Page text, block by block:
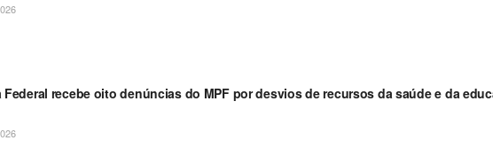
recebe oito denúncias do MPF por desvios de recursos da saúde e da